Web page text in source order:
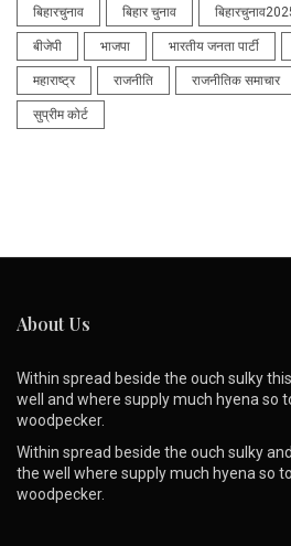
बिहारचुनाव बिहार चुनाव
बीजेपी भाजपा भारतीय जनता पार्टी
महाराष्ट्र राजनीति राजनीतिक समाचार
सुप्रीम कोर्ट
About Us
Within spread beside the ouch sulky
well and where supply much hyena so
woodpecker.
Within spread beside the ouch sulky
the well where supply much hyena so
woodpecker.